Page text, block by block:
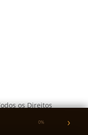
os Direitos
31
0% ›